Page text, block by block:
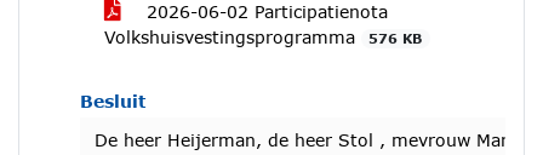
2026-06-02 Participatienota
Volkshuisvestingsprogramma
576 KB
Besluit
De heer Heijerman, de heer Stol , mevrouw